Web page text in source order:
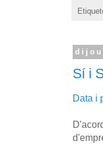
Sí i
Data i